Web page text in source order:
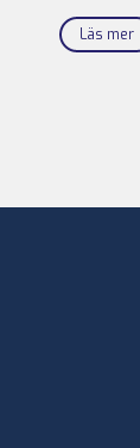
Läs mer